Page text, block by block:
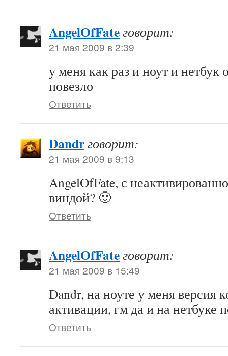
AngelOfFateговорит:
21 мая 2009 в 2:39
у меня как раз и ноут и нетбук
повезло
Ответить
Dandrговорит:
21 мая 2009 в 9:13
AngelOfFate, с
виндой? 🙂
Ответить
AngelOfFateговорит:
21 мая 2009 в 15:49
Dandr, на ноуте у меня версия
активации, гм да и на
Ответить